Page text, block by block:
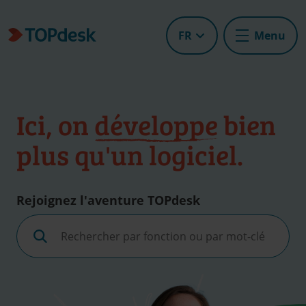
FR Menu
Ici, on développebien
plus qu'un logiciel.
Rejoignez l'aventure TOPdesk
Rechercher
par
fonction